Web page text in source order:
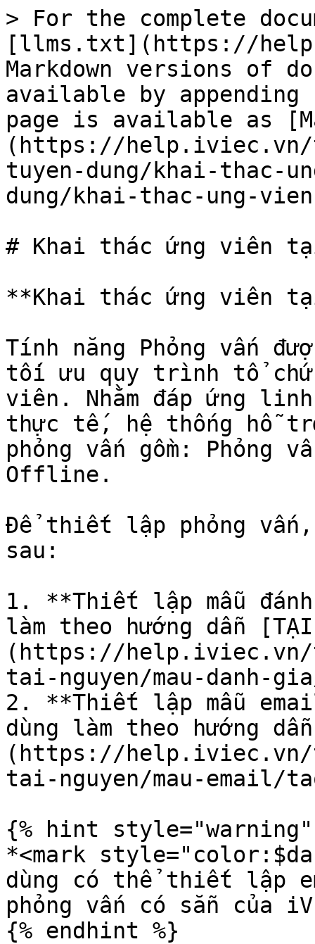
> For the complete
[llms.txt](https://
Markdown versions of
available by
page is available as
(https://help.iviec.vn/
tuyen-dung/khai-thac-
dung/khai-thac-ung-
# Khai thác ứng viên
**Khai thác ứng viên
Tính năng Phỏng vấn
tối ưu quy trình tổ
viên. Nhằm đáp ứng
thực tế, hệ thống hỗ
phỏng vấn gồm: Phỏng
Offline.
Để thiết lập phỏng
sau:
1. **Thiết lập mẫu
làm theo hướng dẫn
(https://help.iviec.vn/
tai-nguyen/mau-danh-
2. **Thiết lập mẫu
dùng làm theo hướng
(https://help.iviec.vn/
tai-nguyen/mau-email/
{% hint style="warning"
*<mark
dùng có thể thiết lập
phỏng vấn có sẵn của
{% endhint %}